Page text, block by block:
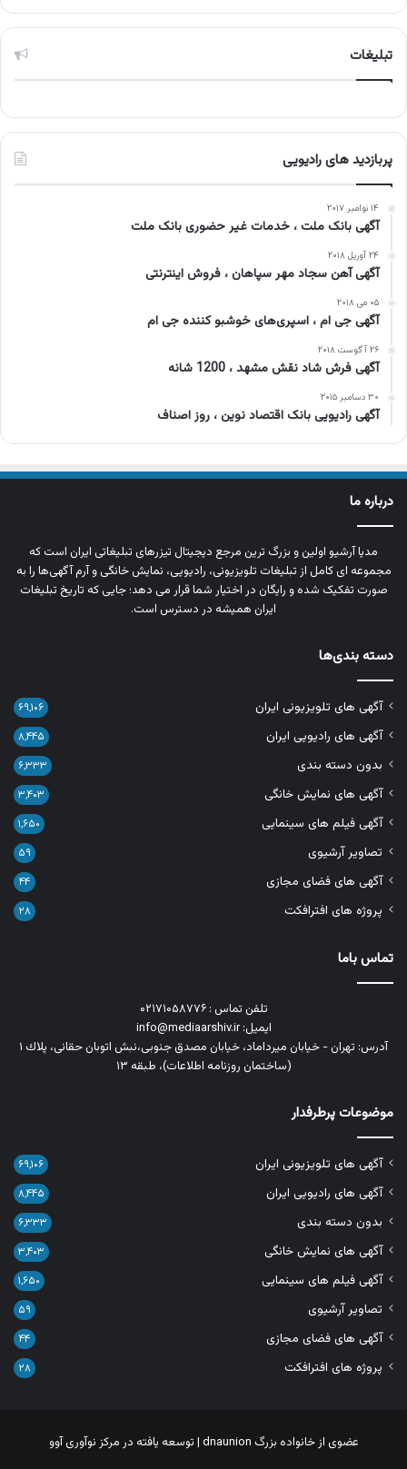
تبلیغات
پربازدید های رادیویی
۱۴ نوامبر ۲۰۱۷
آگهی بانک ملت ، خدمات غیر حضوری بانک ملت
۲۴ آوریل ۲۰۱۸
آگهی آهن سجاد مهر سپاهان ، فروش اینترنتی
۰۵ می ۲۰۱۸
آگهی جی ام ، اسپری‌های خوشبو کننده جی ام
۲۶ آگوست ۲۰۱۸
آگهی فرش شاد نقش مشهد ، 1200 شانه
۳۰ دسامبر ۲۰۱۵
آگهی رادیویی بانک اقتصاد نوین ، روز اصناف
درباره ما
مدیا آرشیو اولین و بزرگ‌ ترین مرجع دیجیتال تیزرهای تبلیغاتی ایران است که
مجموعه‌ ای کامل از تبلیغات تلویزیونی، رادیویی، نمایش خانگی و آرم‌ آگهی‌ها را به‌
صورت تفکیک‌ شده و رایگان در اختیار شما قرار می‌ دهد؛ جایی که تاریخ تبلیغات
ایران همیشه در دسترس است.
دسته بندی‌ها
آگهی های تلویزیونی ایران ۶۹,۱۰۶
آگهی های رادیویی ایران ۸,۴۴۵
بدون دسته بندی ۶,۳۳۳
آگهی های نمایش خانگی ۳,۴۰۳
آگهی فیلم های سینمایی ۱,۶۵۰
تصاویر آرشیوی ۵۹
آگهی های فضای مجازی ۴۴
پروژه های افترافکت ۲۸
تماس باما
تلفن تماس : ۰۲۱۷۱۰۵۸۷۷۶
ایمیل: info@mediaarshiv.ir
آدرس: تهران - خیابان میرداماد، خیابان مصدق جنوبی،نبش اتوبان حقانی، پلاك ١
(ساختمان روزنامه اطلاعات)، طبقه ۱۳
موضوعات پرطرفدار
آگهی های تلویزیونی ایران ۶۹,۱۰۶
آگهی های رادیویی ایران ۸,۴۴۵
بدون دسته بندی ۶,۳۳۳
آگهی های نمایش خانگی ۳,۴۰۳
آگهی فیلم های سینمایی ۱,۶۵۰
تصاویر آرشیوی ۵۹
آگهی های فضای مجازی ۴۴
پروژه های افترافکت ۲۸
عضوی از خانواده بزرگ dnaunion | توسعه یافته در مرکز نوآوری آوو